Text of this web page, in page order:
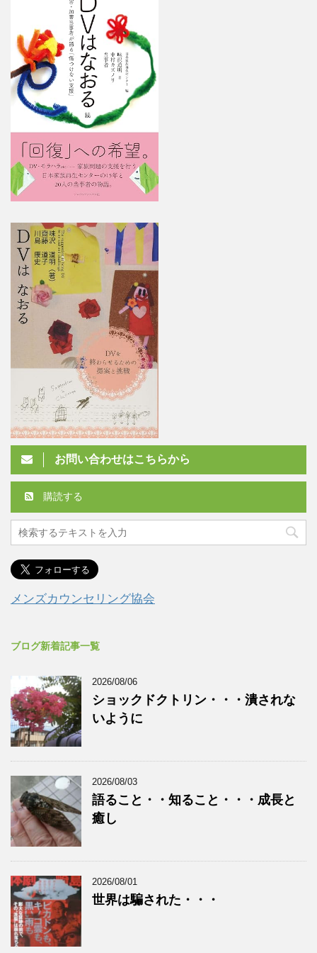
お問い合わせはこちらから
購読する
メンズカウンセリング協会
ブログ新着記事一覧
2026/08/06
ショックドクトリン・・・潰されな
いように
2026/08/03
語ること・・知ること・・・成長と
癒し
2026/08/01
世界は騙された・・・